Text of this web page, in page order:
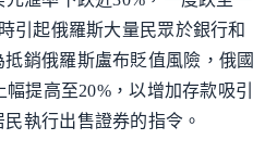
引起俄羅斯大量民眾於銀行和
銷俄羅斯盧布貶值風險，俄國
提高至20%，以增加存款吸引
執行出售證券的指令。